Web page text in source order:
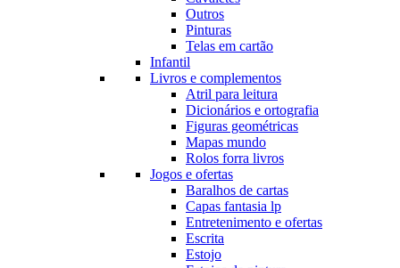
Outros
Pinturas
Telas em cartão
Infantil
Livros e complementos
Atril para leitura
Dicionários e ortografia
Figuras geométricas
Mapas mundo
Rolos forra livros
Jogos e ofertas
Baralhos de cartas
Capas fantasia lp
Entretenimento e ofertas
Escrita
Estojo